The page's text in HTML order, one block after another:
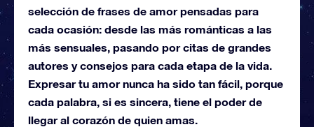
selección de frases de amor pensadas para
cada ocasión: desde las más románticas a las
más sensuales, pasando por citas de grandes
autores y consejos para cada etapa de la vida.
Expresar tu amor nunca ha sido tan fácil, porque
cada palabra, si es sincera, tiene el poder de
llegar al corazón de quien amas.